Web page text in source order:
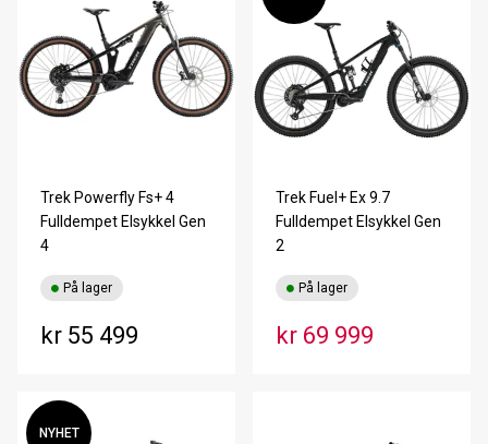
Trek Powerfly Fs+ 4
Fulldempet Elsykkel Gen
4
kr 55 499
På lager
Trek Fuel+ Ex 9.7
Fulldempet Elsykkel Gen
2
kr 69 999
På lager
NYHET